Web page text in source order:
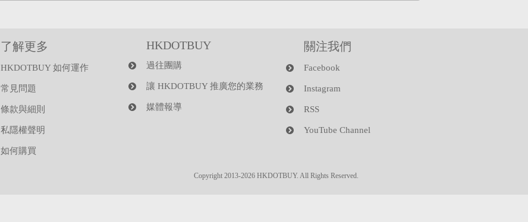
了解更多
HKDOTBUY 如何運作
常見問題
條款與細則
私隱權聲明
如何購買
HKDOTBUY
過往團購
讓 HKDOTBUY 推廣您的業務
媒體報導
關注我們
Facebook
Instagram
RSS
YouTube Channel
Copyright 2013-2026 HKDOTBUY. All Rights Reserved.